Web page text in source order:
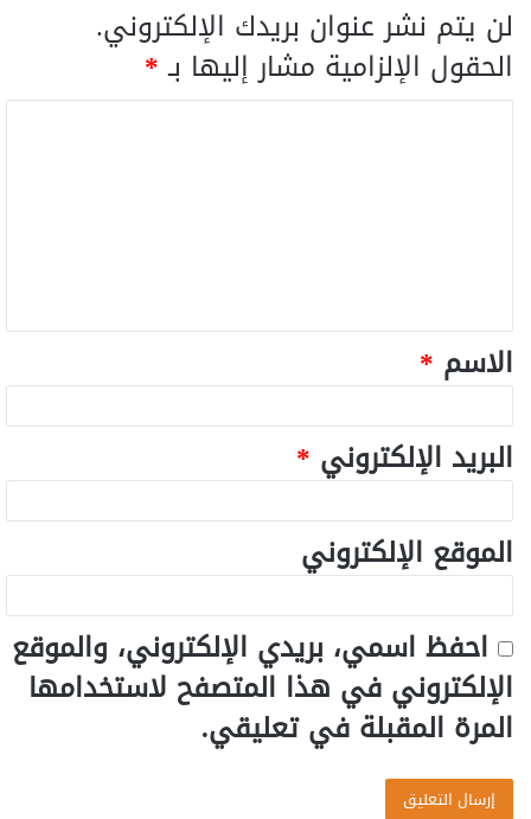
لن يتم نشر عنوان بريدك الإلكتروني.
الحقول الإلزامية مشار إليها بـ*
الاسم *
البريد الإلكتروني *
الموقع الإلكتروني
احفظ اسمي، بريدي الإلكتروني، والموقع
الإلكتروني في هذا المتصفح لاستخدامها
المرة المقبلة في تعليقي.